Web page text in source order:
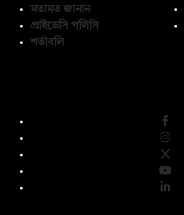
মতামত জানান
প্রাইভেসি পলিসি
শর্তাবলি